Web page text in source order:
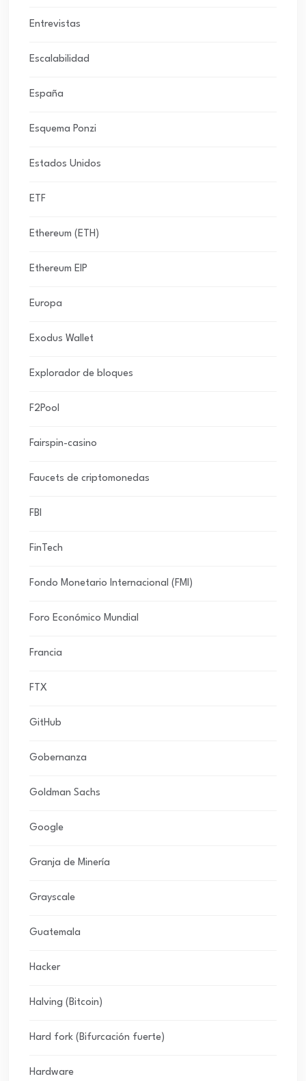
Entrevistas
Escalabilidad
España
Esquema Ponzi
Estados Unidos
ETF
Ethereum (ETH)
Ethereum EIP
Europa
Exodus Wallet
Explorador de bloques
F2Pool
Fairspin-casino
Faucets de criptomonedas
FBI
FinTech
Fondo Monetario Internacional (FMI)
Foro Económico Mundial
Francia
FTX
GitHub
Gobernanza
Goldman Sachs
Google
Granja de Minería
Grayscale
Guatemala
Hacker
Halving (Bitcoin)
Hard fork (Bifurcación fuerte)
Hardware